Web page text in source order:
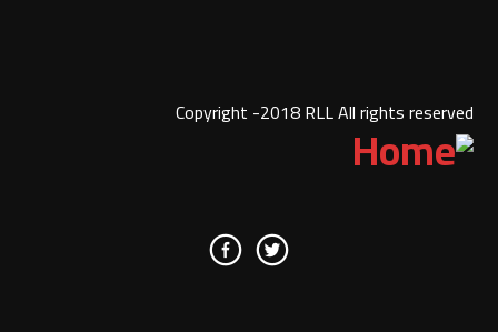
Copyright -2018 RLL All rights reserved